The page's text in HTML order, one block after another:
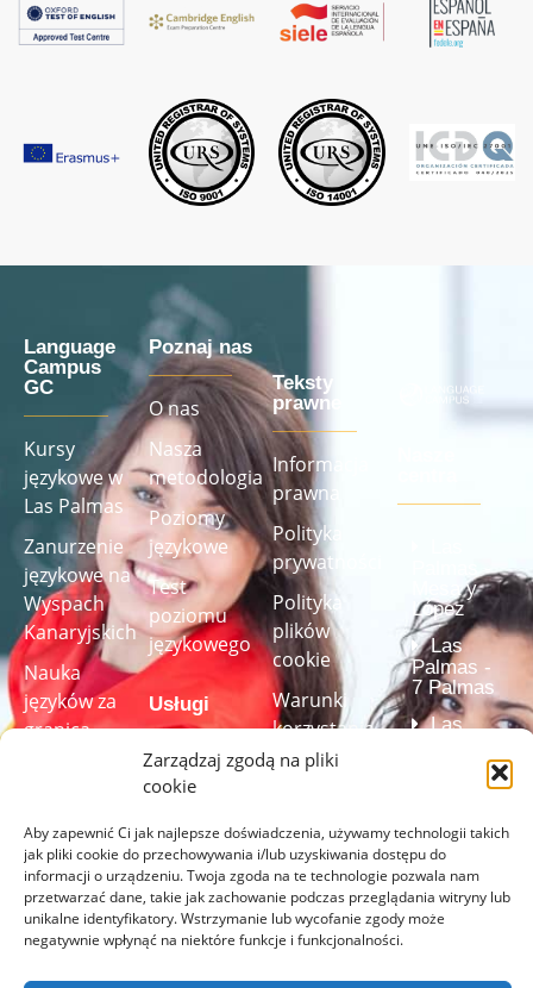
Zarządzaj zgodą na pliki
cookie
Aby zapewnić Ci jak najlepsze doświadczenia, używamy technologii takich
jak pliki cookie do przechowywania i/lub uzyskiwania dostępu do
informacji o urządzeniu. Twoja zgoda na te technologie pozwala nam
przetwarzać dane, takie jak zachowanie podczas przeglądania witryny lub
unikalne identyfikatory. Wstrzymanie lub wycofanie zgody może
negatywnie wpłynąć na niektóre funkcje i funkcjonalności.
Language
Campus
GC
Kursy
językowe w
Las Palmas
Zanurzenie
językowe na
Wyspach
Kanaryjskich
Nauka
języków za
granicą
firm
Test
językowy
Poznaj nas
O nas
Nasza
metodologia
Poziomy
językowe
Test
poziomu
językowego
Usługi
Studio
audiowizualne
(w pełni
wyposażone)
Programy
nauki języka
szyte na
miarę
Teksty
prawne
Informacja
prawna
Polityka
prywatności
Polityka
plików
cookie
Warunki
korzystania
ze strony
Regulamin
kursu
Przezroczystość
Kanał informowania
Palmas -
Mesa y
López
Las
Palmas -
7 Palmas
Las
(Centrum
przez
Instytut
Cervantesa)